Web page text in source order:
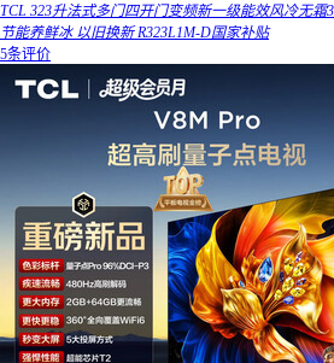
TCL 323升法式多门四开门变频新一级能效风冷无
节能养鲜冰 以旧换新 R323L1M-D国家补贴
5条评价